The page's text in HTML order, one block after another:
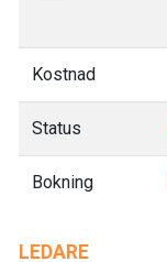
LEDARE
Kostnad
Status
Bokning